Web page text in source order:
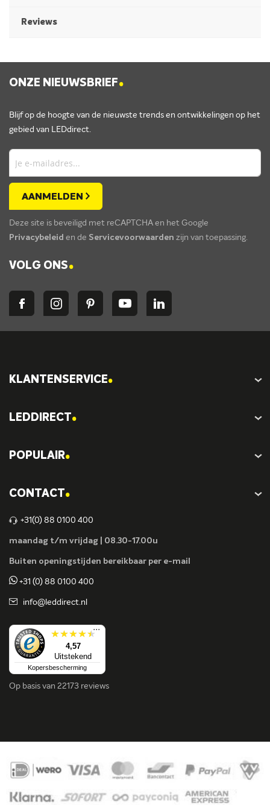
Reviews
ONZE NIEUWSBRIEF.
Blijf op de hoogte van de nieuwste trends en ontwikkelingen op het
gebied van LEDdirect.
AANMELDEN
Deze site is beveiligd met reCAPTCHA en het Google
Privacybeleid en de Servicevoorwaarden zijn van toepassing.
VOLG ONS.
KLANTENSERVICE.
LEDDIRECT.
POPULAIR.
CONTACT.
+31(0) 88 0100 400
maandag t/m vrijdag | 08.30-17.00u
Buiten openingstijden bereikbaar per e-mail
+31 (0) 88 0100 400
info@leddirect.nl
4,57
Uitstekend
...
Kopersbescherming
Op basis van 22173 reviews